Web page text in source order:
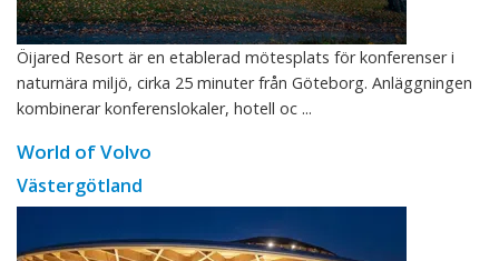
Öijared Resort är en etablerad mötesplats för konferenser i
naturnära miljö, cirka 25 minuter från Göteborg. Anläggningen
kombinerar konferenslokaler, hotell oc ...
World of Volvo
Västergötland